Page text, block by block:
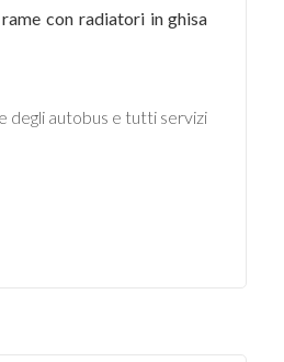
con radiatori in ghisa
degli autobus e tutti servizi